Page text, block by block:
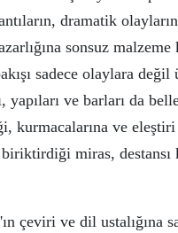
dramatik olayların
sonsuz
sadece olaylara değil
ve barları da
ve eleştiri
miras, destansı
çeviri ve dil ustalığına